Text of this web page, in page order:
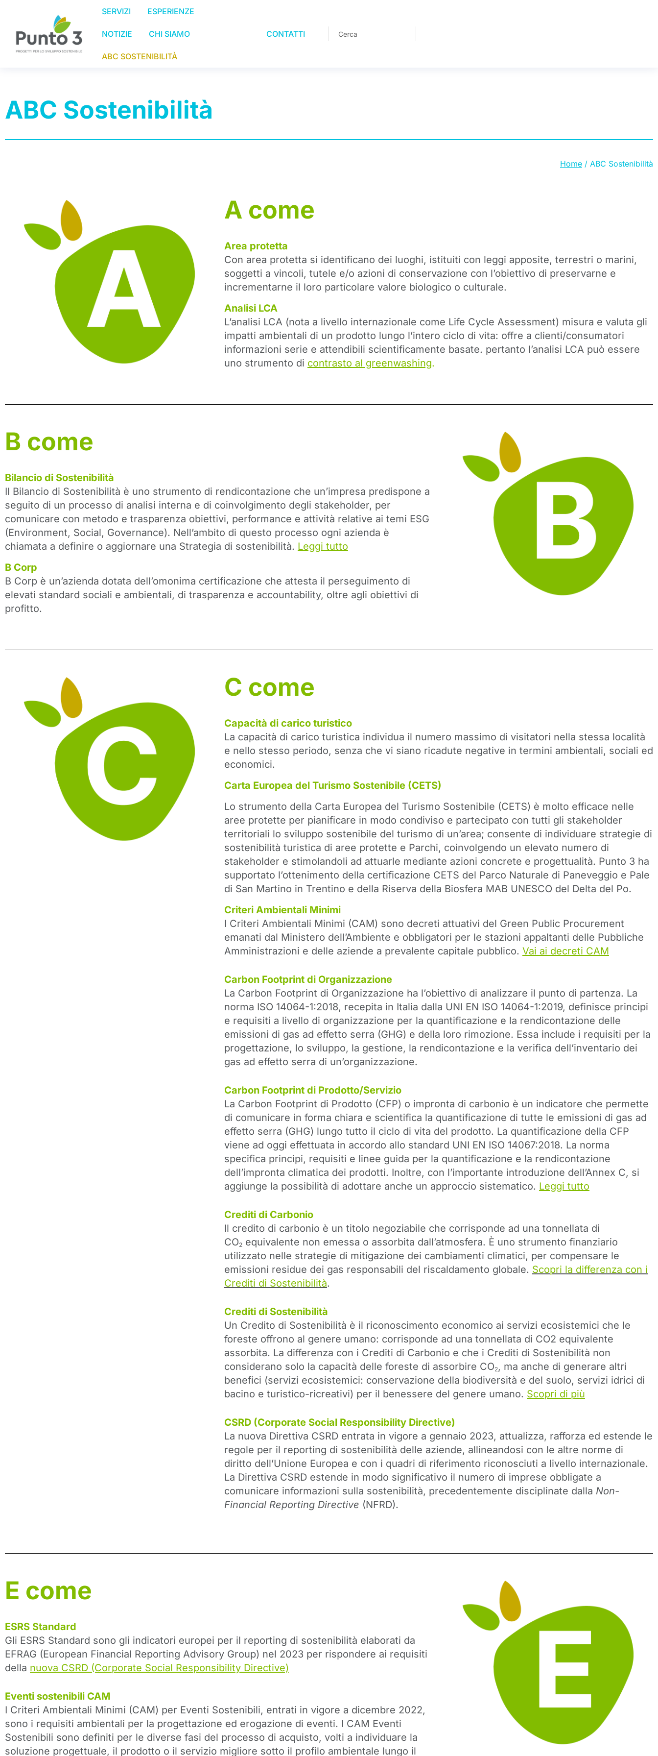
SERVIZI ESPERIENZE
NOTIZIE CHI SIAMO
ABC SOSTENIBILITÀ
CONTATTI
ABC Sostenibilità
Home ABC Sostenibilità
A come
Area protetta
Con area protetta si identificano dei luoghi, istituiti con leggi apposite, terrestri o marini,
soggetti a vincoli, tutele e/o azioni di conservazione con l’obiettivo di preservarne e
incrementarne il loro particolare valore biologico o culturale.
Analisi LCA
L’analisi LCA (nota a livello internazionale come Life Cycle Assessment) misura e valuta gli
impatti ambientali di un prodotto lungo l’intero ciclo di vita: offre a clienti/consumatori
informazioni serie e attendibili scientificamente basate. pertanto l’analisi LCA può essere
uno strumento di contrasto al greenwashing.
B come
Bilancio di Sostenibilità
Il Bilancio di Sostenibilità è uno strumento di rendicontazione che un’impresa predispone a
seguito di un processo di analisi interna e di coinvolgimento degli stakeholder, per
comunicare con metodo e trasparenza obiettivi, performance e attività relative ai temi ESG
(Environment, Social, Governance). Nell’ambito di questo processo ogni azienda è
chiamata a definire o aggiornare una Strategia di sostenibilità. Leggi tutto
B Corp
B Corp è un’azienda dotata dell’omonima certificazione che attesta il perseguimento di
elevati standard sociali e ambientali, di trasparenza e accountability, oltre agli obiettivi di
profitto.
C come
Capacità di carico turistico
La capacità di carico turistica individua il numero massimo di visitatori nella stessa località
e nello stesso periodo, senza che vi siano ricadute negative in termini ambientali, sociali ed
economici.
Carta Europea del Turismo Sostenibile (CETS)
Lo strumento della Carta Europea del Turismo Sostenibile (CETS) è molto efficace nelle
aree protette per pianificare in modo condiviso e partecipato con tutti gli stakeholder
territoriali lo sviluppo sostenibile del turismo di un’area; consente di individuare strategie di
sostenibilità turistica di aree protette e Parchi, coinvolgendo un elevato numero di
stakeholder e stimolandoli ad attuarle mediante azioni concrete e progettualità. Punto 3 ha
supportato l’ottenimento della certificazione CETS del Parco Naturale di Paneveggio e Pale
di San Martino in Trentino e della Riserva della Biosfera MAB UNESCO del Delta del Po.
Criteri Ambientali Minimi
I Criteri Ambientali Minimi (CAM) sono decreti attuativi del Green Public Procurement
emanati dal Ministero dell’Ambiente e obbligatori per le stazioni appaltanti delle Pubbliche
Amministrazioni e delle aziende a prevalente capitale pubblico. Vai ai decreti CAM
Carbon Footprint di Organizzazione
La Carbon Footprint di Organizzazione ha l’obiettivo di analizzare il punto di partenza. La
norma ISO 14064-1:2018, recepita in Italia dalla UNI EN ISO 14064-1:2019, definisce principi
e requisiti a livello di organizzazione per la quantificazione e la rendicontazione delle
emissioni di gas ad effetto serra (GHG) e della loro rimozione. Essa include i requisiti per la
progettazione, lo sviluppo, la gestione, la rendicontazione e la verifica dell’inventario dei
gas ad effetto serra di un’organizzazione.
Carbon Footprint di Prodotto/Servizio
La Carbon Footprint di Prodotto (CFP) o impronta di carbonio è un indicatore che permette
di comunicare in forma chiara e scientifica la quantificazione di tutte le emissioni di gas ad
effetto serra (GHG) lungo tutto il ciclo di vita del prodotto. La quantificazione della CFP
viene ad oggi effettuata in accordo allo standard UNI EN ISO 14067:2018. La norma
specifica principi, requisiti e linee guida per la quantificazione e la rendicontazione
dell’impronta climatica dei prodotti. Inoltre, con l’importante introduzione dell’Annex C, si
aggiunge la possibilità di adottare anche un approccio sistematico. Leggi tutto
Crediti di Carbonio
Il credito di carbonio è un titolo negoziabile che corrisponde ad una tonnellata di
CO2equivalente non emessa o assorbita dall’atmosfera. È uno strumento finanziario
utilizzato nelle strategie di mitigazione dei cambiamenti climatici, per compensare le
emissioni residue dei gas responsabili del riscaldamento globale. Scopri la differenza con i
Crediti di Sostenibilità.
Crediti di Sostenibilità
Un Credito di Sostenibilità è il riconoscimento economico ai servizi ecosistemici che le
foreste offrono al genere umano: corrisponde ad una tonnellata di CO2 equivalente
assorbita. La differenza con i Crediti di Carbonio e che i Crediti di Sostenibilità non
considerano solo la capacità delle foreste di assorbire CO2, ma anche di generare altri
benefici (servizi ecosistemici: conservazione della biodiversità e del suolo, servizi idrici di
bacino e turistico-ricreativi) per il benessere del genere umano. Scopri di più
CSRD (Corporate Social Responsibility Directive)
La nuova Direttiva CSRD entrata in vigore a gennaio 2023, attualizza, rafforza ed estende le
regole per il reporting di sostenibilità delle aziende, allineandosi con le altre norme di
diritto dell’Unione Europea e con i quadri di riferimento riconosciuti a livello internazionale.
La Direttiva CSRD estende in modo significativo il numero di imprese obbligate a
comunicare informazioni sulla sostenibilità, precedentemente disciplinate dalla Non-
Financial Reporting Directive (NFRD).
E come
ESRS Standard
Gli ESRS Standard sono gli indicatori europei per il reporting di sostenibilità elaborati da
EFRAG (European Financial Reporting Advisory Group) nel 2023 per rispondere ai requisiti
della nuova CSRD (Corporate Social Responsibility Directive)
Eventi sostenibili CAM
I Criteri Ambientali Minimi (CAM) per Eventi Sostenibili, entrati in vigore a dicembre 2022,
sono i requisiti ambientali per la progettazione ed erogazione di eventi. I CAM Eventi
Sostenibili sono definiti per le diverse fasi del processo di acquisto, volti a individuare la
soluzione progettuale, il prodotto o il servizio migliore sotto il profilo ambientale lungo il